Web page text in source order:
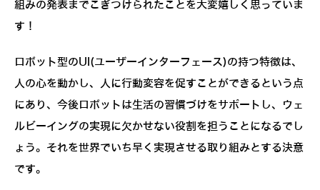
組みの発表までこぎつけられたことを大変嬉しく思っていま
す！
ロボット型のUI(ユーザーインターフェース)の持つ特徴は、
人の心を動かし、人に行動変容を促すことができるという点
にあり、今後ロボットは生活の習慣づけをサポートし、ウェ
ルビーイングの実現に欠かせない役割を担うことになるでし
ょう。それを世界でいち早く実現させる取り組みとする決意
です。